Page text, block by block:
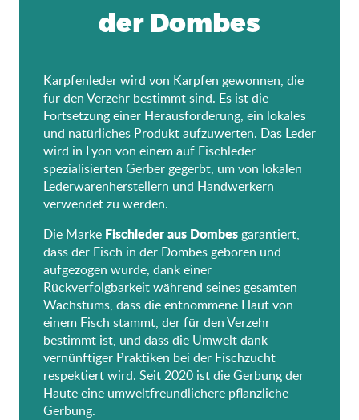
der Dombes
Karpfenleder wird von Karpfen gewonnen, die
für den Verzehr bestimmt sind. Es ist die
Fortsetzung einer Herausforderung, ein lokales
und natürliches Produkt aufzuwerten. Das Leder
wird in Lyon von einem auf Fischleder
spezialisierten Gerber gegerbt, um von lokalen
Lederwarenherstellern und Handwerkern
verwendet zu werden.
Die Marke Fischleder aus Dombes garantiert,
dass der Fisch in der Dombes geboren und
aufgezogen wurde, dank einer
Rückverfolgbarkeit während seines gesamten
Wachstums, dass die entnommene Haut von
einem Fisch stammt, der für den Verzehr
bestimmt ist, und dass die Umwelt dank
vernünftiger Praktiken bei der Fischzucht
respektiert wird. Seit 2020 ist die Gerbung der
Häute eine umweltfreundlichere pflanzliche
Gerbung.